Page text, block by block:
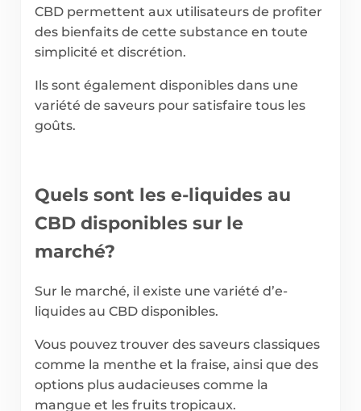
CBD permettent aux utilisateurs de profiter
des bienfaits de cette substance en toute
simplicité et discrétion.
Ils sont également disponibles dans une
variété de saveurs pour satisfaire tous les
goûts.
Quels sont les e-liquides au
CBD disponibles sur le
marché?
Sur le marché, il existe une variété d’e-
liquides au CBD disponibles.
Vous pouvez trouver des saveurs classiques
comme la menthe et la fraise, ainsi que des
options plus audacieuses comme la
mangue et les fruits tropicaux.